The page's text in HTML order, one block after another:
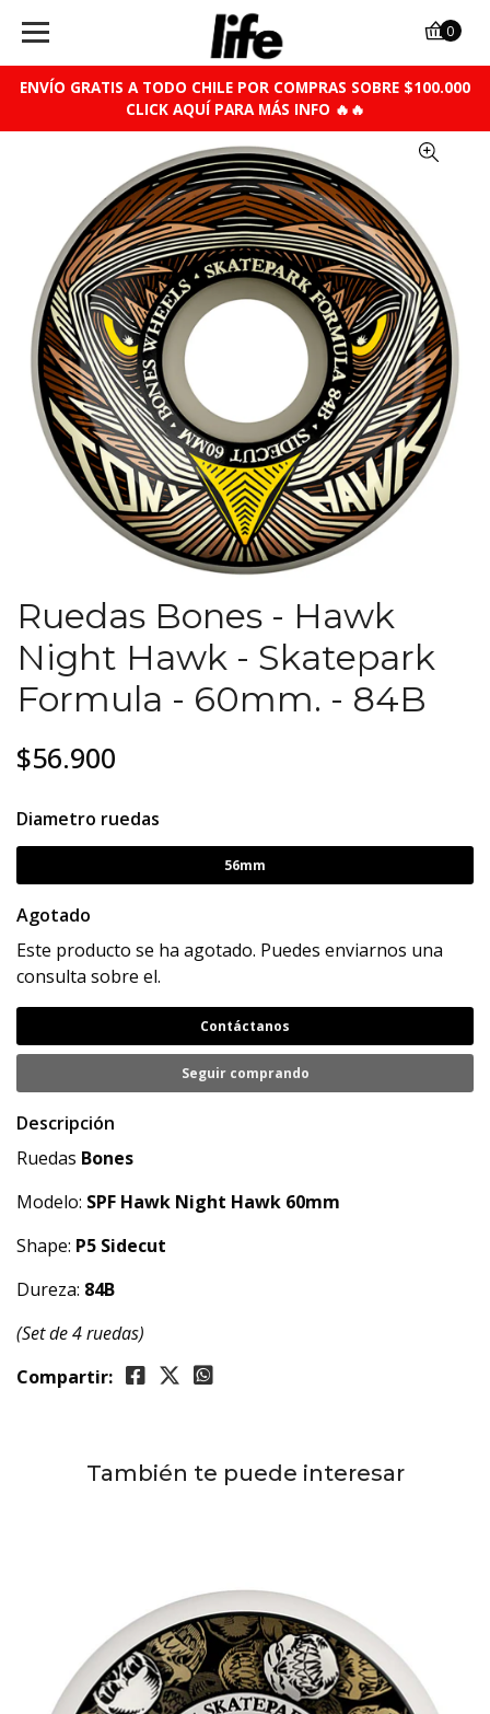
ENVÍO GRATIS A TODO CHILE POR COMPRAS SOBRE $100.000
CLICK AQUÍ PARA MÁS INFO 🔥🔥
0
Ruedas Bones - Hawk
Night Hawk - Skatepark
Formula - 60mm. - 84B
$56.900
Diametro ruedas
56mm
Agotado
Este producto se ha agotado. Puedes enviarnos una
consulta sobre el.
Contáctanos
Seguir comprando
Descripción
Ruedas Bones
Modelo: SPF Hawk Night Hawk 60mm
Shape: P5 Sidecut
Dureza: 84B
(Set de 4 ruedas)
Compartir:
También te puede interesar